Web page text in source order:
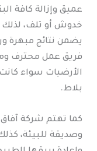
عميق وإزالة كافة
خدوش أو تلف، لذلك
يضمن نتائج مبهرة
فريق عمل محترف
الأرضيات سواء
بلاط.
كما تهتم شركة
وصديقة للبيئة،